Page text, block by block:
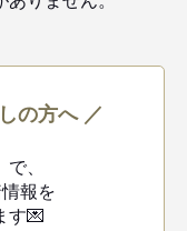
の方へ ／
、
報を
す💌